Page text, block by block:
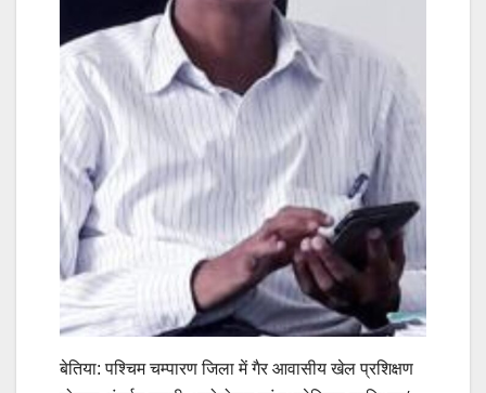
बेतिया: पश्चिम चम्पारण जिला में गैर आवासीय खेल प्रशिक्षण